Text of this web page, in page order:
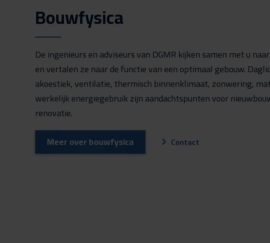
Bouwfysica
De ingenieurs en adviseurs van DGMR kijken samen met u
en vertalen ze naar de functie van een optimaal gebouw.
akoestiek, ventilatie, thermisch binnenklimaat, zonwering,
werkelijk energiegebruik zijn aandachtspunten voor
renovatie.
Meer over bouwfysica
Contact